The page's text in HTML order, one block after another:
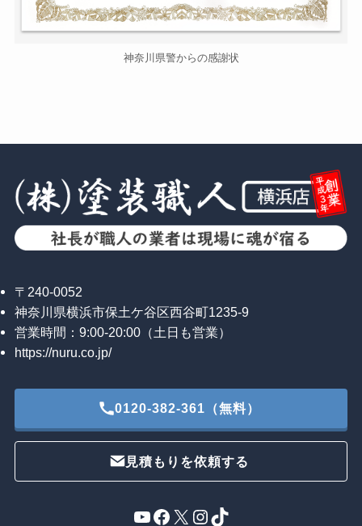
神奈川県警からの感謝状
〒240-0052
神奈川県横浜市保土ケ谷区西谷町1235-9
営業時間：9:00-20:00（土日も営業）
https://nuru.co.jp/
0120-382-361（無料）
見積もりを依頼する
YouTube
Facebook
X Instagram
TikTok